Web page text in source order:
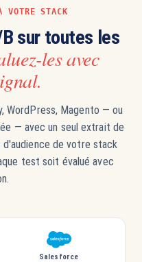
VOTRE STACK
sur toutes les
les avec
WordPress, Magento — ou
— avec un seul extrait de
de votre stack
test soit évalué avec
Salesforce